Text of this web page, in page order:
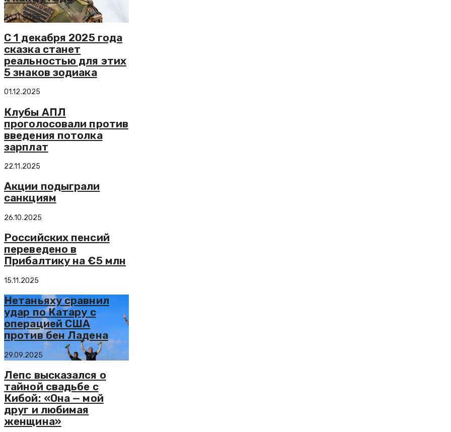
26.11.2025
С 1 декабря 2025 года
сказка станет
реальностью для этих
5 знаков зодиака
01.12.2025
Клубы АПЛ
проголосовали против
введения потолка
зарплат
22.11.2025
Акции подыграли
санкциям
26.10.2025
Российских пенсий
переведено в
Прибалтику на €5 млн
15.11.2025
Нетаньяху сравнил
удар по Катару с
операцией США
против бен Ладена
29.09.2025
Лепс высказался о
тайной свадьбе с
Кибой: «Она — мой
друг и любимая
женщина»